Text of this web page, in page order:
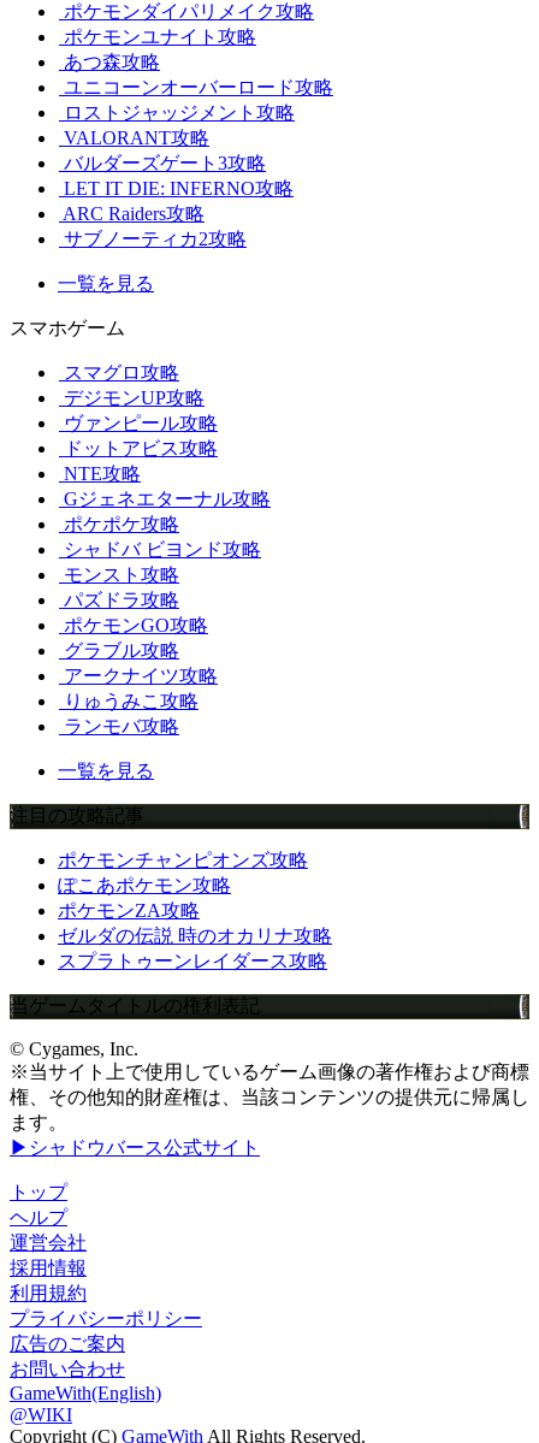
ポケモンダイパリメイク攻略
ポケモンユナイト攻略
あつ森攻略
ユニコーンオーバーロード攻略
ロストジャッジメント攻略
VALORANT攻略
バルダーズゲート3攻略
LET IT DIE: INFERNO攻略
ARC Raiders攻略
サブノーティカ2攻略
一覧を見る
スマホゲーム
スマグロ攻略
デジモンUP攻略
ヴァンピール攻略
ドットアビス攻略
NTE攻略
Gジェネエターナル攻略
ポケポケ攻略
シャドバ ビヨンド攻略
モンスト攻略
パズドラ攻略
ポケモンGO攻略
グラブル攻略
アークナイツ攻略
りゅうみこ攻略
ランモバ攻略
一覧を見る
注目の攻略記事
ポケモンチャンピオンズ攻略
ぽこあポケモン攻略
ポケモンZA攻略
ゼルダの伝説 時のオカリナ攻略
スプラトゥーンレイダース攻略
当ゲームタイトルの権利表記
© Cygames, Inc.
※当サイト上で使用しているゲーム画像の著作権および商標
権、その他知的財産権は、当該コンテンツの提供元に帰属し
ます。
▶シャドウバース公式サイト
トップ
ヘルプ
運営会社
採用情報
利用規約
プライバシーポリシー
広告のご案内
お問い合わせ
GameWith(English)
@WIKI
Copyright (C) GameWith All Rights Reserved.